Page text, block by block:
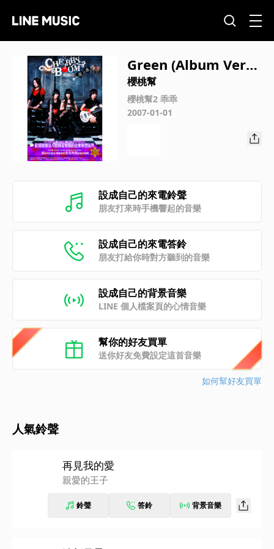
Green (Album Versi
on)
櫻桃幫
櫻桃幫2 乖乖
2007-01-01
設成自己的來電鈴聲
朋友打來時手機響起的音樂
設成自己的來電答鈴
朋友打給你時對方聽到的音樂
設成自己的背景音樂
LINE 個人檔案頁的心情音樂
幫你的好友買單
送你好友免費設定這首音樂
如何幫好友買單
人氣鈴聲
再見我的愛
親愛的王子
鈴聲 答鈴 背景音樂